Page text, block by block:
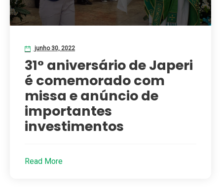
junho 30, 2022
31° aniversário de Japeri
é comemorado com
missa e anúncio de
importantes
investimentos
Read More